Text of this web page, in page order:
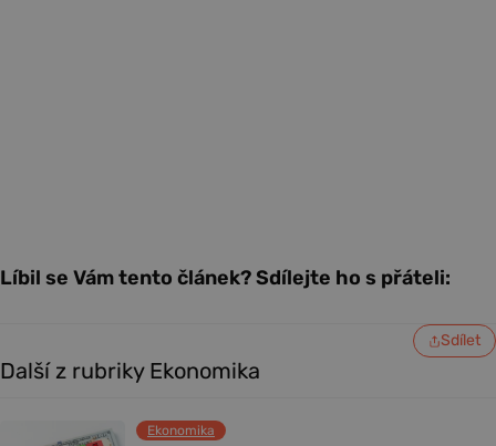
Líbil se Vám tento článek? Sdílejte ho s přáteli:
Sdílet
Další z rubriky Ekonomika
Ekonomika